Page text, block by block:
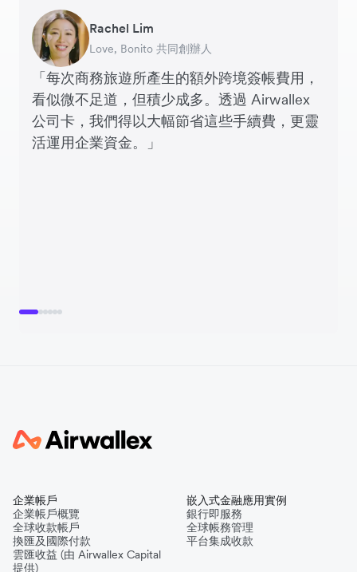
「每次商務旅遊所產生的額外跨境簽帳費用，
看似微不足道，但積少成多。透過 Airwallex
公司卡，我們得以大幅節省這些手續費，更靈
活運用企業資金。」
Rachel Lim
Love, Bonito 共同創辦人
Henson Tsai
SleekFlow 創辦人
Phyllis
Jakewell 數碼營運總監
Jennifer Chong
Linjer 行政總裁
Benjamin
Grams(28) 創辦人
Tomy Wu
MyiCellar 共同創辦人
企業帳戶
企業帳戶概覽
全球收款帳戶
換匯及國際付款
雲匯收益 (由 Airwallex Capital
提供)
嵌入式金融應用實例
銀行即服務
全球帳務管理
平台集成收款